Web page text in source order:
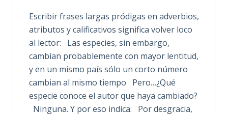
Escribir frases largas pródigas en adverbios,
atributos y calificativos significa volver loco
al lector: Las especies, sin embargo,
cambian probablemente con mayor lentitud,
y en un mismo país sólo un corto número
cambian al mismo tiempo Pero…¿Qué
especie conoce el autor que haya cambiado?
Ninguna. Y por eso indica: Por desgracia,